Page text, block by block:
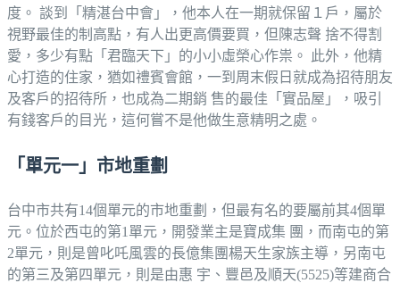
度。 談到「精湛台中會」，他本人在一期就保留１戶，屬於
視野最佳的制高點，有人出更高價要買，但陳志聲 捨不得割
愛，多少有點「君臨天下」的小小虛榮心作祟。 此外，他精
心打造的住家，猶如禮賓會館，一到周末假日就成為招待朋友
及客戶的招待所，也成為二期銷 售的最佳「實品屋」，吸引
有錢客戶的目光，這何嘗不是他做生意精明之處。
「單元一」市地重劃
台中市共有14個單元的市地重劃，但最有名的要屬前其4個單
元。位於西屯的第1單元，開發業主是寶成集 團，而南屯的第
2單元，則是曾叱吒風雲的長億集團楊天生家族主導，另南屯
的第三及第四單元，則是由惠 宇、豐邑及順天(5525)等建商合